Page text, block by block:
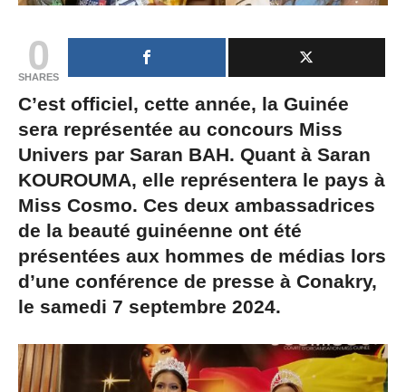
0
SHARES
C’est officiel, cette année, la Guinée
sera représentée au concours Miss
Univers par Saran BAH. Quant à Saran
KOUROUMA, elle représentera le pays à
Miss Cosmo. Ces deux ambassadrices
de la beauté guinéenne ont été
présentées aux hommes de médias lors
d’une conférence de presse à Conakry,
le samedi 7 septembre 2024.